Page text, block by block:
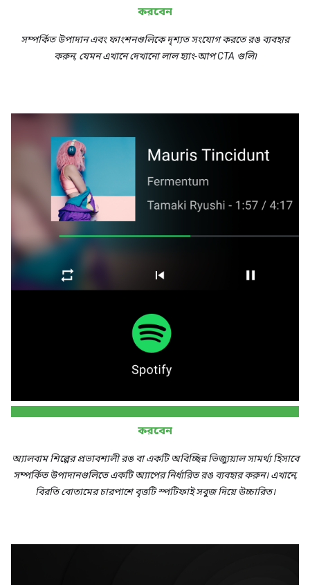
করবেন
সম্পর্কিত উপাদান এবং ফাংশনগুলিকে দৃশ্যত সংযোগ করতে রঙ ব্যবহার
করুন, যেমন এখানে দেখানো লাল হ্যাং-আপ CTA গুলি৷
করবেন
অ্যালবাম শিল্পের প্রভাবশালী রঙ বা একটি অবিচ্ছিন্ন ভিজ্যুয়াল সামর্থ্য হিসাবে
সম্পর্কিত উপাদানগুলিতে একটি অ্যাপের নির্ধারিত রঙ ব্যবহার করুন। এখানে,
বিরতি বোতামের চারপাশে বৃত্তটি স্পটিফাই সবুজ দিয়ে উচ্চারিত।